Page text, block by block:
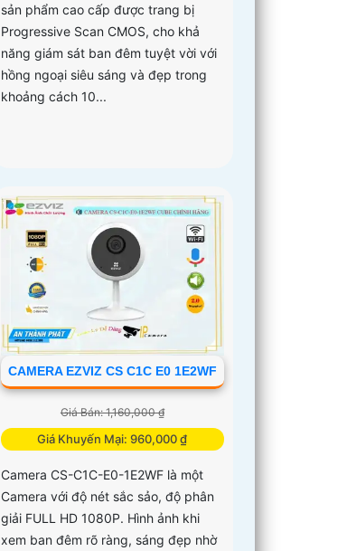
sản phẩm cao cấp được trang bị
Progressive Scan CMOS, cho khả
năng giám sát ban đêm tuyệt vời với
hồng ngoại siêu sáng và đẹp trong
khoảng cách 10...
CAMERA EZVIZ CS C1C E0 1E2WF
Giá Bán: 1,160,000 ₫
Giá Khuyến Mại: 960,000 ₫
Camera CS-C1C-E0-1E2WF là một
Camera với độ nét sắc sảo, độ phân
giải FULL HD 1080P. Hình ảnh khi
xem ban đêm rõ ràng, sáng đẹp nhờ